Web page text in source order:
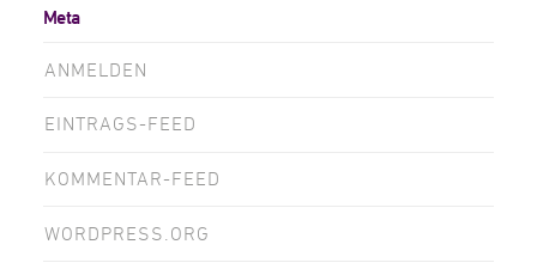
Meta
ANMELDEN
EINTRAGS-FEED
KOMMENTAR-FEED
WORDPRESS.ORG